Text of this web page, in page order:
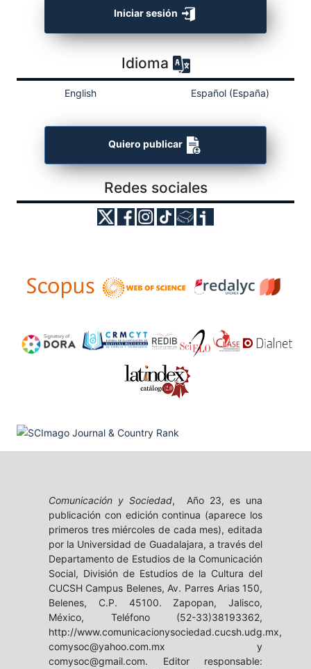
Iniciar sesión
Idioma
English Español (España)
Quiero publicar
Redes sociales
Comunicación y Sociedad, Año 23, es una
publicación con edición continua (aparece los
primeros tres miércoles de cada mes), editada
por la Universidad de Guadalajara, a través del
Departamento de Estudios de la Comunicación
Social, División de Estudios de la Cultura del
CUCSH Campus Belenes, Av. Parres Arias 150,
Belenes, C.P. 45100. Zapopan, Jalisco,
México, Teléfono (52-33)38193362,
http://www.comunicacionysociedad.cucsh.udg.mx,
comysoc@yahoo.com.mx y
comysoc@gmail.com. Editor responsable: